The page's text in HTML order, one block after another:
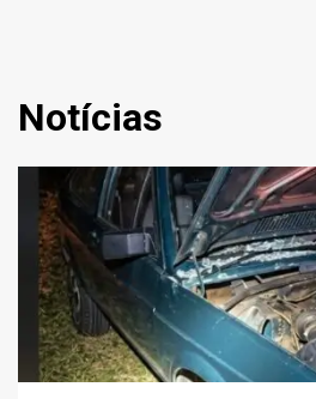
Notícias